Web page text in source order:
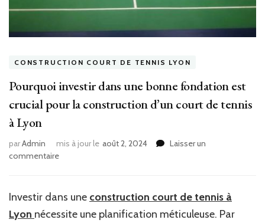
CONSTRUCTION COURT DE TENNIS LYON
Pourquoi investir dans une bonne fondation est
crucial pour la construction d’un court de tennis
à Lyon
parAdmin mis à jour le août 2, 2024
Laisser un
commentairesur
bonne
Investir dans une construction court de tennis à
Lyon nécessite une planification méticuleuse. Par